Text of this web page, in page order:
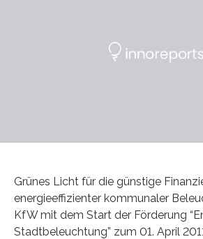
Grünes Licht für die günstige
energieeffizienter kommunaler
KfW mit dem Start der Förderung
Stadtbeleuchtung” zum 01. April